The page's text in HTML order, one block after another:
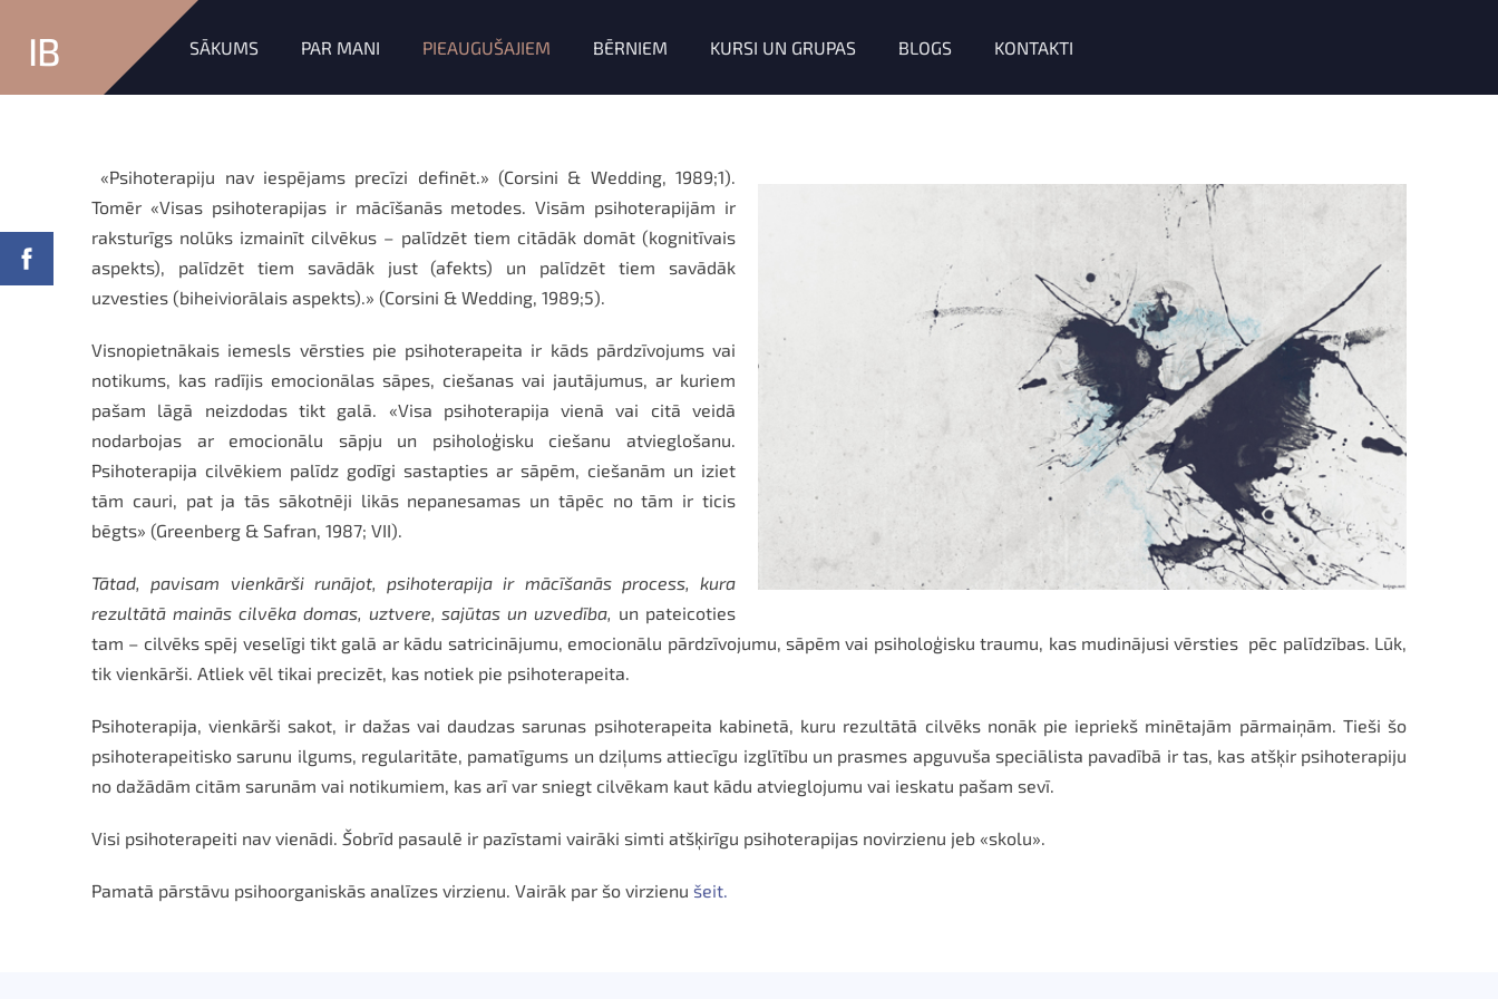
IB SĀKUMS PAR MANI PIEAUGUŠAJIEM BĒRNIEM KURSI UN GRUPAS BLOGS KONTAKTI
«Psihoterapiju nav iespējams precīzi definēt.» (Corsini & Wedding, 1989;1).
Tomēr «Visas psihoterapijas ir mācīšanās metodes. Visām psihoterapijām ir
raksturīgs nolūks izmainīt cilvēkus – palīdzēt tiem citādāk domāt (kognitīvais
aspekts), palīdzēt tiem savādāk just (afekts) un palīdzēt tiem savādāk
uzvesties (biheiviorālais aspekts).» (Corsini & Wedding, 1989;5).
Visnopietnākais iemesls vērsties pie psihoterapeita ir kāds pārdzīvojums vai
notikums, kas radījis emocionālas sāpes, ciešanas vai jautājumus, ar kuriem
pašam lāgā neizdodas tikt galā. «Visa psihoterapija vienā vai citā veidā
nodarbojas ar emocionālu sāpju un psiholoģisku ciešanu atvieglošanu.
Psihoterapija cilvēkiem palīdz godīgi sastapties ar sāpēm, ciešanām un iziet
tām cauri, pat ja tās sākotnēji likās nepanesamas un tāpēc no tām ir ticis
bēgts» (Greenberg & Safran, 1987; VII).
Tātad, pavisam vienkārši runājot, psihoterapija ir mācīšanās process, kura
rezultātā mainās cilvēka domas, uztvere, sajūtas un uzvedība, un pateicoties
tam – cilvēks spēj veselīgi tikt galā ar kādu satricinājumu, emocionālu pārdzīvojumu, sāpēm vai psiholoģisku traumu, kas mudinājusi vērsties pēc palīdzības. Lūk,
tik vienkārši. Atliek vēl tikai precizēt, kas notiek pie psihoterapeita.
Psihoterapija, vienkārši sakot, ir dažas vai daudzas sarunas psihoterapeita kabinetā, kuru rezultātā cilvēks nonāk pie iepriekš minētajām pārmaiņām. Tieši šo
psihoterapeitisko sarunu ilgums, regularitāte, pamatīgums un dziļums attiecīgu izglītību un prasmes apguvuša speciālista pavadībā ir tas, kas atšķir psihoterapiju
no dažādām citām sarunām vai notikumiem, kas arī var sniegt cilvēkam kaut kādu atvieglojumu vai ieskatu pašam sevī.
Visi psihoterapeiti nav vienādi. Šobrīd pasaulē ir pazīstami vairāki simti atšķirīgu psihoterapijas novirzienu jeb «skolu».
Pamatā pārstāvu psihoorganiskās analīzes virzienu. Vairāk par šo virzienu šeit.